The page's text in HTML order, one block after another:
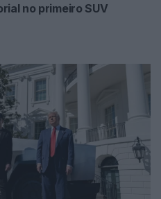
no primeiro SUV